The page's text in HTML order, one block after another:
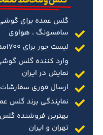
گلس عمده برای
سامسونگ ، هواوی
لیست جور برای 1700مدل حتی مدل های جدید
وارد کننده گلس
نمایش در ایران
ارسال فوری
نمایندگی برند گلس
بهترین فروشنده
تهران و ایران